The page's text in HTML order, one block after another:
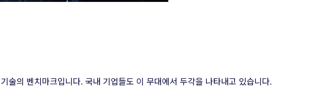
의 벤치마크입니다. 국내 기업들도 이 무대에서 두각을 나타내고 있습니다.